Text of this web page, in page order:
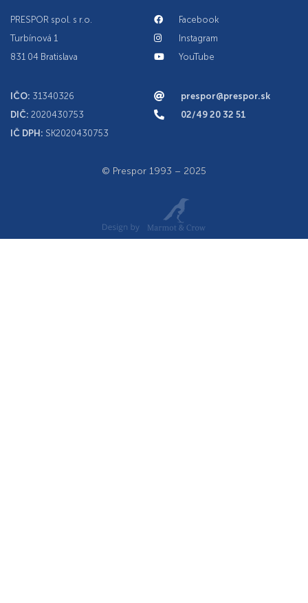
PRESPOR spol. s r.o.
Turbínová 1
831 04 Bratislava
IČO: 31340326
DIČ: 2020430753
IČ DPH: SK2020430753
Facebook
Instagram
YouTube
prespor@prespor.sk
02/49 20 32 51
© Prespor 1993 – 2025